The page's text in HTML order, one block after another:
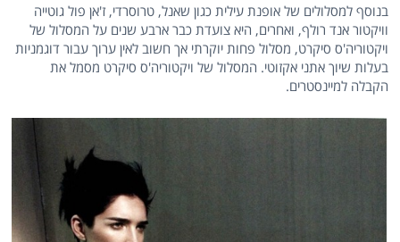
בנוסף למסלולים של אופנת עילית כגון שאנל, טרוסרדי, ז'אן פול גוטייה
וויקטור אנד רולף, ואחרים, היא צועדת כבר ארבע שנים על המסלול של
ויקטוריה'ס סיקרט, מסלול פחות יוקרתי אך חשוב לאין ערוך עבור דוגמניות
בעלות שיוך אתני אקזוטי. המסלול של ויקטוריה'ס סיקרט מסמל את
הקבלה למיינסטרים.